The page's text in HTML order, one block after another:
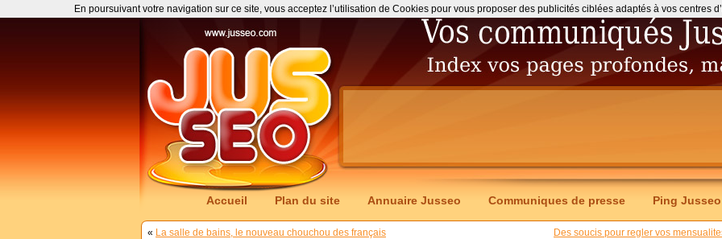
Accueil Plan du site Annuaire Jusseo Communiques de presse Ping Jusseo
« La salle de bains, le nouveau chouchou des français Des soucis pour regler vos
En poursuivant votre navigation sur ce site, vous acceptez l’utilisation de Cookies pour vous proposer des publicités ciblées adaptés à vos centres